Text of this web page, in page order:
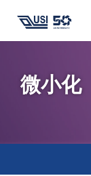
微小化